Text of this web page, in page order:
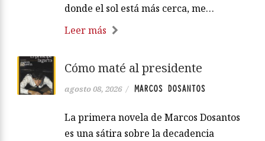
donde el sol está más cerca, me…
Leer más
Cómo maté al presidente
agosto 08, 2026 / MARCOS DOSANTOS
La primera novela de Marcos Dosantos
es una sátira sobre la decadencia